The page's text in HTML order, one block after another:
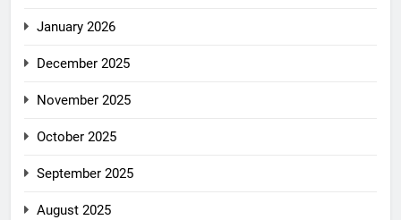
January 2026
December 2025
November 2025
October 2025
September 2025
August 2025